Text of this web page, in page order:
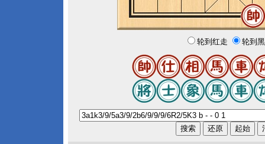
轮到红走 轮到